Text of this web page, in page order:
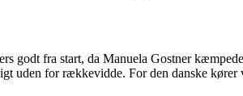
godt fra start, da Manuela Gostner
uden for rækkevidde. For den danske kører